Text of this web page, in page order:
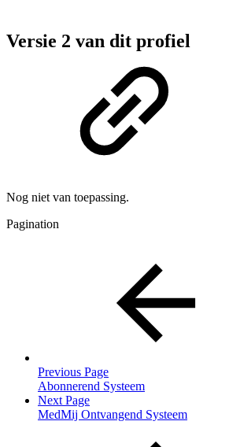
Versie 2 van dit profiel
Nog niet van toepassing.
Pagination
Previous Page
Abonnerend Systeem
Next Page
MedMij Ontvangend Systeem